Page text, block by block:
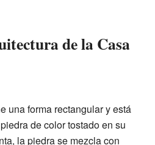
de la Casa
una forma rectangular y está
de color tostado en su
la piedra se mezcla con